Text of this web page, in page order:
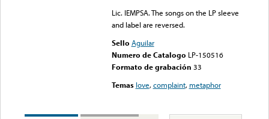
Lic. IEMPSA. The songs on the LP sleeve
and label are reversed.
Sello Aguilar
Numero de Catalogo LP-150516
Formato de grabación 33
Temas love,complaint, metaphor